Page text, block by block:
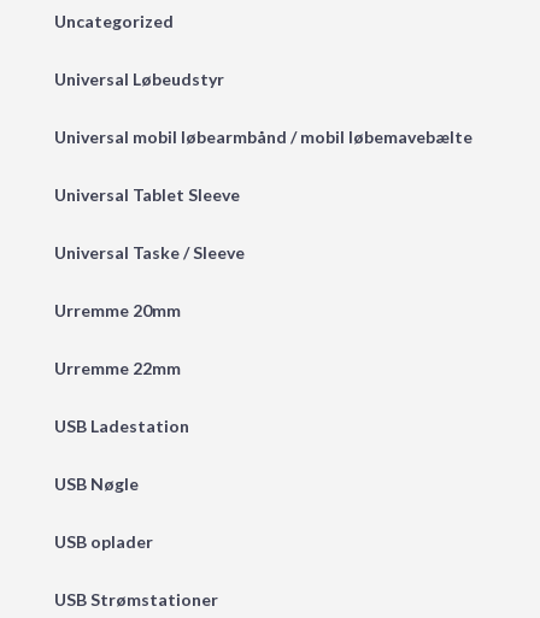
Uncategorized
Universal Løbeudstyr
Universal mobil løbearmbånd / mobil løbemavebælte
Universal Tablet Sleeve
Universal Taske / Sleeve
Urremme 20mm
Urremme 22mm
USB Ladestation
USB Nøgle
USB oplader
USB Strømstationer